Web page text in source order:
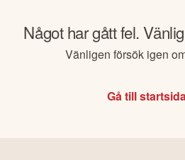
Något har gått fel.
Vänligen försök igen
Gå till